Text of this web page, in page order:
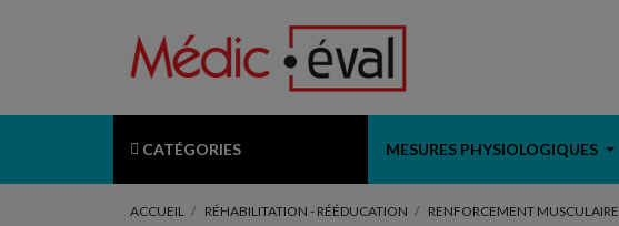
CATÉGORIES MESURES PHYSIOLOGIQUES
ACCUEIL RÉHABILITATION - RÉÉDUCATION RENFORCEMENT MUSCULAIRE